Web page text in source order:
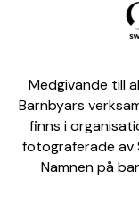
Medgivande till
Barnbyars
finns i
fotograferade av
Namnen på